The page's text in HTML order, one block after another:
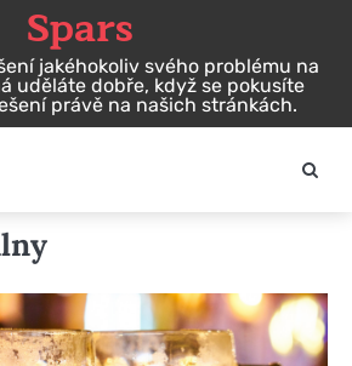
Spars
jakéhokoliv svého problému na
uděláte dobře, když se pokusíte
právě na našich stránkách.